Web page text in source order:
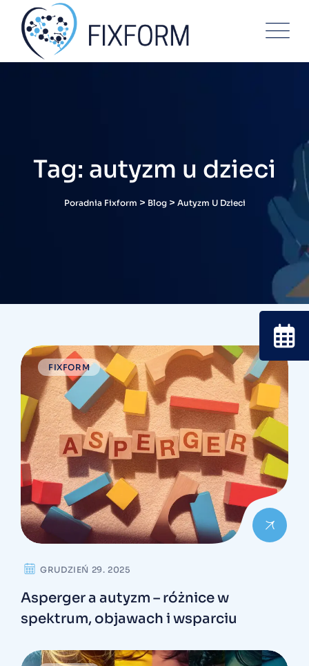
content
Tag: autyzm u dzieci
Poradnia Fixform > Blog> Autyzm U Dzieci
FIXFORM
GRUDZIEŃ 29. 2025
Asperger a autyzm – różnice w
spektrum, objawach i wsparciu